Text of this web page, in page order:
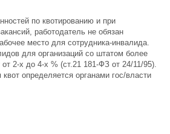
по квотированию и при
работодатель не обязан
место для сотрудника-инвалида.
для организаций со штатом более
от 2-х до 4-х % (ст.21 181-ФЗ от 24/11/95).
определяется органами гос/власти